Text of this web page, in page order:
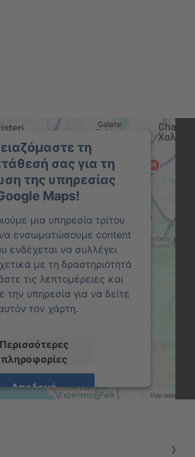
τη
σας για τη
της υπηρεσίας
Maps!
μια υπηρεσία τρίτου
να ενσωματώσουμε content
ενδέχεται να συλλέγει
με τη δραστηριότητά
τις λεπτομέρειες και
την υπηρεσία για να δείτε
τον χάρτη.
Περισσότερες
πληροφορίες
Αποδοχή